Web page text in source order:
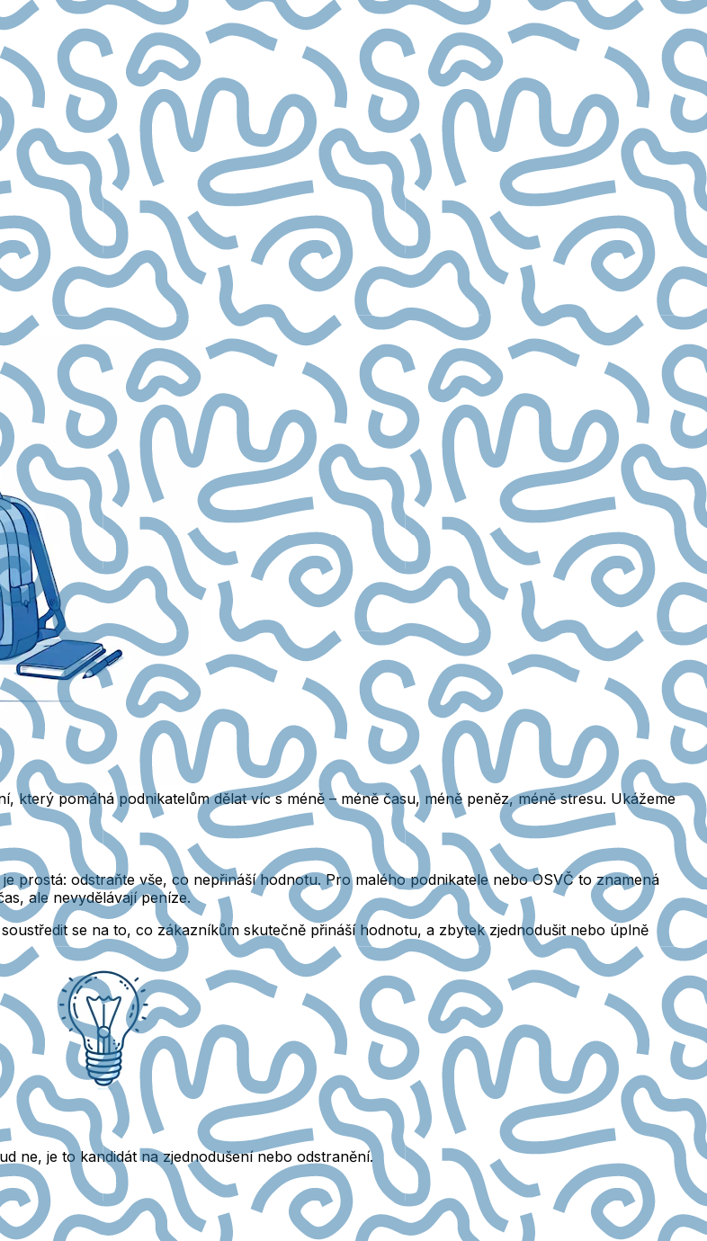
pomáhá podnikatelům dělat víc s méně – méně času, méně peněz, méně stresu. Ukážeme
prostá: odstraňte vše, co nepřináší hodnotu. Pro malého podnikatele nebo OSVČ to znamená
, ale nevydělávají peníze.
se na to, co zákazníkům skutečně přináší hodnotu, a zbytekzjednodušit nebo úplně
ne, je to kandidát na zjednodušení nebo odstranění.